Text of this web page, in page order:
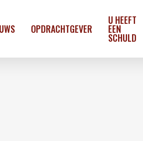
OPDRACHTGEVER
U HEEFT
EEN
SCHULD